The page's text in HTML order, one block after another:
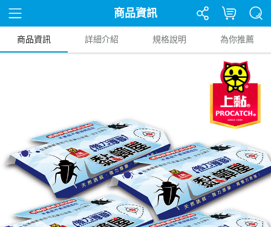
商品資訊
商品資訊 詳細介紹 規格說明 為你推薦